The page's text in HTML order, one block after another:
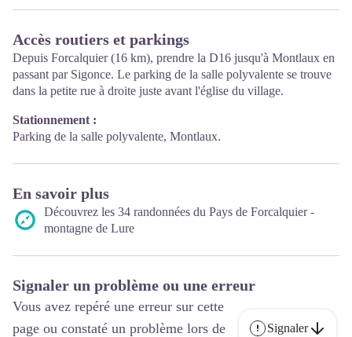
Accès routiers et parkings
Depuis Forcalquier (16 km), prendre la D16 jusqu'à Montlaux en
passant par Sigonce. Le parking de la salle polyvalente se trouve
dans la petite rue à droite juste avant l'église du village.
Stationnement :
Parking de la salle polyvalente, Montlaux.
En savoir plus
Découvrez les 34 randonnées du Pays de Forcalquier -
montagne de Lure
Signaler un problème ou une erreur
Vous avez repéré une erreur sur cette
page ou constaté un problème lors de
Signaler